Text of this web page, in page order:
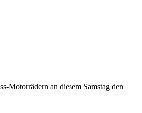
Motorrädern an diesem Samstag den